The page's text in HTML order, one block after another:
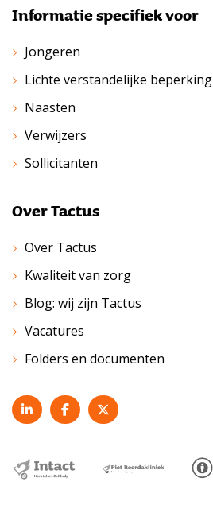
Informatie specifiek voor
Jongeren
Lichte verstandelijke beperking
Naasten
Verwijzers
Sollicitanten
Over Tactus
Over Tactus
Kwaliteit van zorg
Blog: wij zijn Tactus
Vacatures
Folders en documenten